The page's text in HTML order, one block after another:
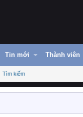
Tin mới Thành viên
Tìm kiếm